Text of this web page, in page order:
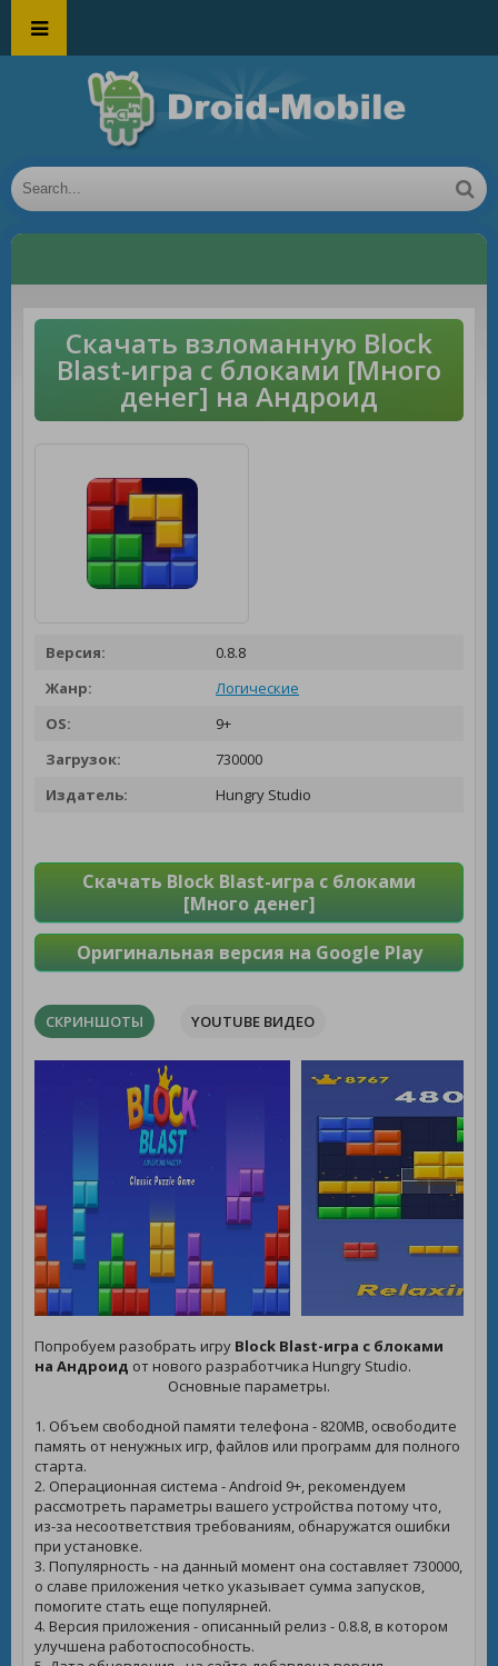
Скачать взломанную Block
Blast-игра с блоками [Много
денег] на Андроид
Версия:
0.8.8
Жанр:
Логические
OS:
9+
Загрузок:
730000
Издатель:
Hungry Studio
Скачать Block Blast-игра с блоками
[Много денег]
Оригинальная версия на Google Play
СКРИНШОТЫ YOUTUBE ВИДЕО
Попробуем разобрать игру Block Blast-игра с блоками
на Андроид от нового разработчика Hungry Studio.
Основные параметры.
1. Объем свободной памяти телефона - 820MB, освободите
память от ненужных игр, файлов или программ для полного
старта.
2. Операционная система - Android 9+, рекомендуем
рассмотреть параметры вашего устройства потому что,
из-за несоответствия требованиям, обнаружатся ошибки
при установке.
3. Популярность - на данный момент она составляет 730000,
о славе приложения четко указывает сумма запусков,
помогите стать еще популярней.
4. Версия приложения - описанный релиз - 0.8.8, в котором
улучшена работоспособность.